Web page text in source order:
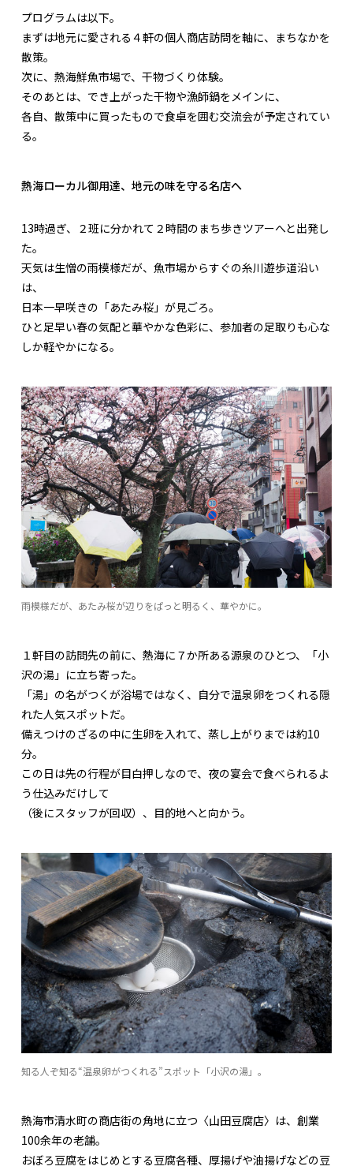
プログラムは以下。
まずは地元に愛される４軒の個人商店訪問を軸に、まちなかを
散策。
次に、熱海鮮魚市場で、干物づくり体験。
そのあとは、でき上がった干物や漁師鍋をメインに、
各自、散策中に買ったもので食卓を囲む交流会が予定されてい
る。
熱海ローカル御用達、地元の味を守る名店へ
13時過ぎ、２班に分かれて２時間のまち歩きツアーへと出発し
た。
天気は生憎の雨模様だが、魚市場からすぐの糸川遊歩道沿い
は、
日本一早咲きの「あたみ桜」が見ごろ。
ひと足早い春の気配と華やかな色彩に、参加者の足取りも心な
しか軽やかになる。
雨模様だが、あたみ桜が辺りをぱっと明るく、華やかに。
１軒目の訪問先の前に、熱海に７か所ある源泉のひとつ、「小
沢の湯」に立ち寄った。
「湯」の名がつくが浴場ではなく、自分で温泉卵をつくれる隠
れた人気スポットだ。
備えつけのざるの中に生卵を入れて、蒸し上がりまでは約10
分。
この日は先の行程が目白押しなので、夜の宴会で食べられるよ
う仕込みだけして
（後にスタッフが回収）、目的地へと向かう。
知る人ぞ知る“温泉卵がつくれる”スポット「小沢の湯」。
熱海市清水町の商店街の角地に立つ〈山田豆腐店〉は、創業
100余年の老舗。
おぼろ豆腐をはじめとする豆腐各種、厚揚げや油揚げなどの豆